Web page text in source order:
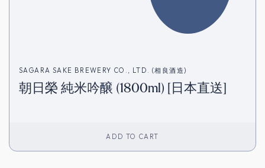
SAGARA SAKE BREWERY CO., LTD. (相良酒造)
朝日榮 純米吟醸 (1800ml) [日本直送]
ADD TO CART